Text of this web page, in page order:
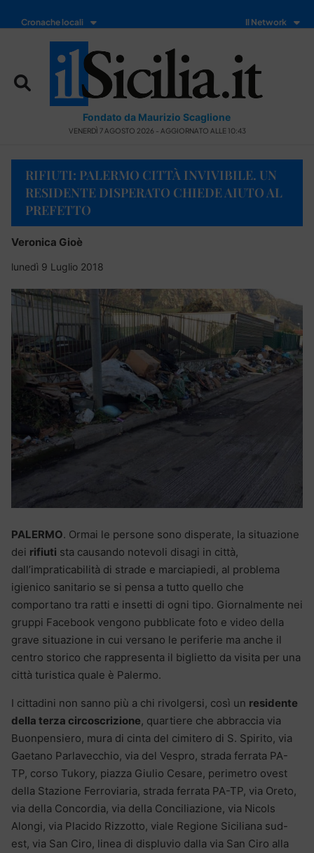
Cronache locali Il Network
Fondato da Maurizio Scaglione
VENERDÌ 7 AGOSTO 2026 - AGGIORNATO ALLE 10:43
RIFIUTI: PALERMO CITTÀ INVIVIBILE. UN
RESIDENTE DISPERATO CHIEDE AIUTO AL
PREFETTO
Veronica Gioè
lunedì 9 Luglio 2018
PALERMO. Ormai le persone sono disperate, la situazione
dei rifiuti sta causando notevoli disagi in città,
dall’impraticabilità di strade e marciapiedi, al problema
igienico sanitario se si pensa a tutto quello che
comportano tra ratti e insetti di ogni tipo. Giornalmente nei
gruppi Facebook vengono pubblicate foto e video della
grave situazione in cui versano le periferie ma anche il
centro storico che rappresenta il biglietto da visita per una
città turistica quale è Palermo.
I cittadini non sanno più a chi rivolgersi, così un residente
della terza circoscrizione, quartiere che abbraccia via
Buonpensiero, mura di cinta del cimitero di S. Spirito, via
Gaetano Parlavecchio, via del Vespro, strada ferrata PA-
TP, corso Tukory, piazza Giulio Cesare, perimetro ovest
della Stazione Ferroviaria, strada ferrata PA-TP, via Oreto,
via della Concordia, via della Conciliazione, via Nicols
Alongi, via Placido Rizzotto, viale Regione Siciliana sud-
est, via San Ciro, linea di displuvio dalla via San Ciro alla